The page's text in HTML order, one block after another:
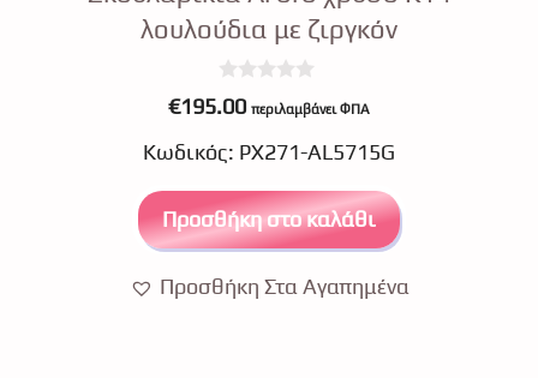
λουλούδια με ζιργκόν
0
o
t
o
5
€195.00 περιλαμβάνει ΦΠΑ
Κωδικός: ΡΧ271-AL5715G
Προσθήκη στο καλάθι
Προσθήκη Στα Αγαπημένα